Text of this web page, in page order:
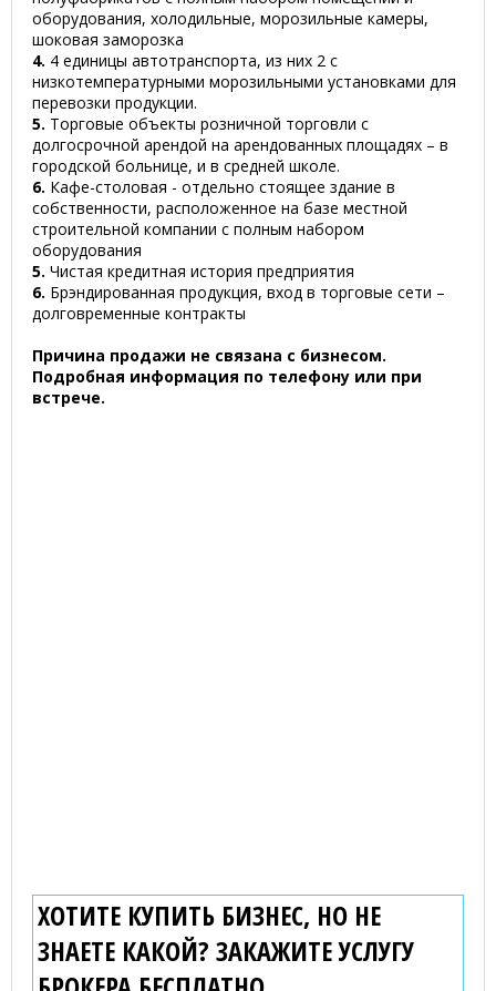
оборудования, холодильные, морозильные камеры,
шоковая заморозка
4. 4 единицы автотранспорта, из них 2 с
низкотемпературными морозильными установками для
перевозки продукции.
5. Торговые объекты розничной торговли с
долгосрочной арендой на арендованных площадях – в
городской больнице, и в средней школе.
6. Кафе-столовая - отдельно стоящее здание в
собственности, расположенное на базе местной
строительной компании с полным набором
оборудования
5. Чистая кредитная история предприятия
6. Брэндированная продукция, вход в торговые сети –
долговременные контракты
Причина продажи не связана с бизнесом.
Подробная информация по телефону или при
встрече.
ХОТИТЕ КУПИТЬ БИЗНЕС, НО НЕ
ЗНАЕТЕ КАКОЙ? ЗАКАЖИТЕ УСЛУГУ